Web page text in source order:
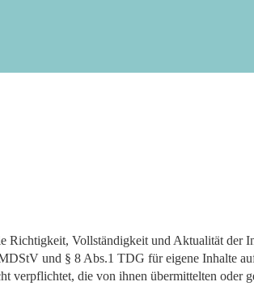
Richtigkeit, Vollständigkeit und Aktualität der
und § 8 Abs.1 TDG für eigene Inhalte
verpflichtet, die von ihnen übermittelten oder